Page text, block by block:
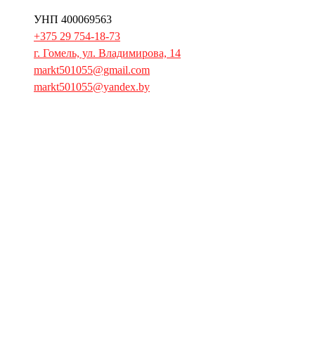
УНП 400069563
+375 29 754-18-73
г. Гомель, ул. Владимирова, 14
markt501055@gmail.com
markt501055@yandex.by